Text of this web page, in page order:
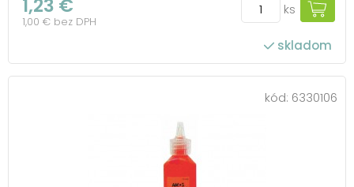
hodinách ho opatrne odlep z fólie a umiestni ho na
zvolený povrch. Farba je ľahko ...
1,23 €
1,00 € bez DPH
ks
skladom
kód: 6330106